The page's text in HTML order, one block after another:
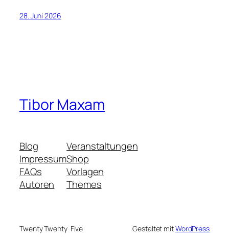
28. Juni 2026
Tibor Maxam
Blog
Impressum
FAQs
Autoren
Veranstaltungen
Shop
Vorlagen
Themes
Twenty Twenty-Five Gestaltet mitWordPress